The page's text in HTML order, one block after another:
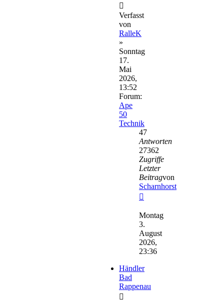
Verfasst
von
RalleK
»
Sonntag
17.
Mai
2026,
13:52
Forum:
Ape
50
Technik
47
Antworten
27362
Zugriffe
Letzter
Beitragvon
Scharnhorst
Beitrag
Montag
3.
August
2026,
23:36
Händler
Bad
Rappenau